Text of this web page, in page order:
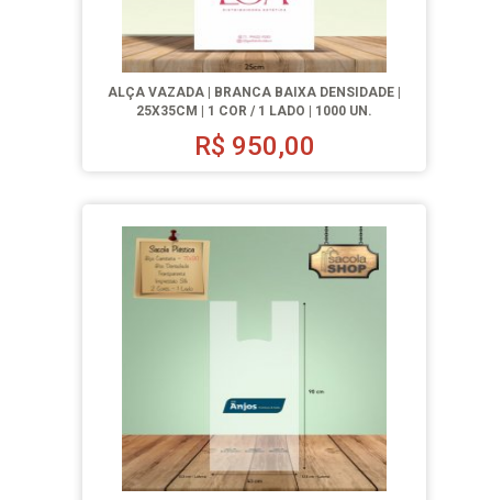
ALÇA VAZADA | BRANCA BAIXA DENSIDADE |
25X35CM | 1 COR / 1 LADO | 1000 UN.
R$ 950,00